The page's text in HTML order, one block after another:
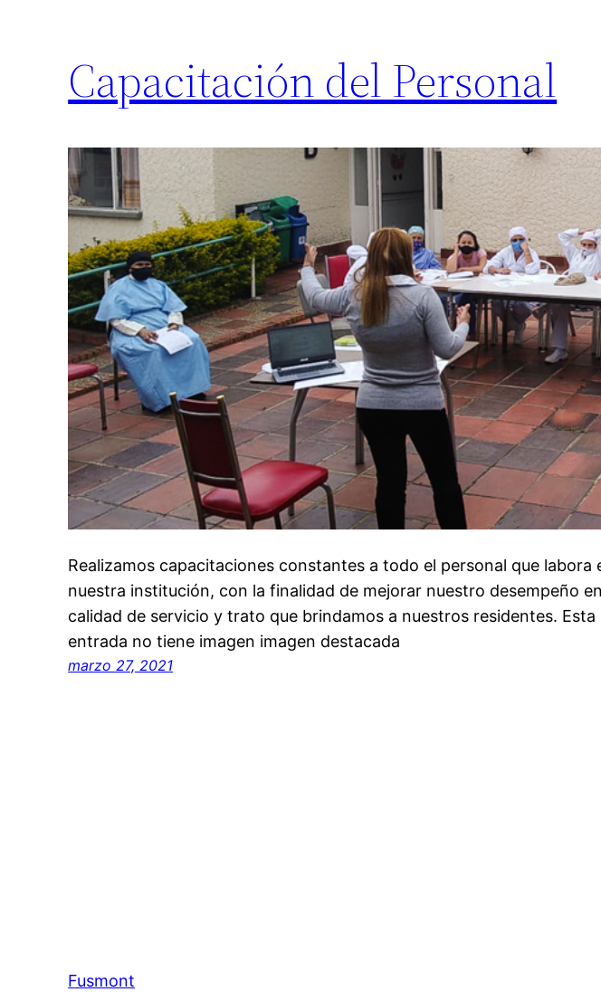
Capacitación del Personal
Realizamos capacitaciones constantes a todo el personal que labora
nuestra institución, con la finalidad de mejorar nuestro desempeño
calidad de servicio y trato que brindamos a nuestros residentes. Esta
entrada no tiene imagen imagen destacada
marzo 27, 2021
Fusmont